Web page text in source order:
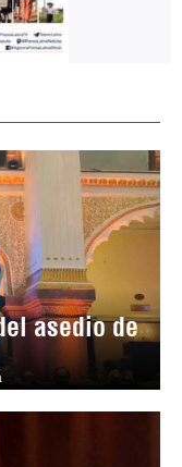
asedio de